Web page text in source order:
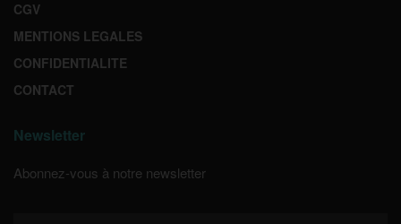
CGV
MENTIONS LEGALES
CONFIDENTIALITE
CONTACT
Newsletter
Abonnez-vous à notre newsletter